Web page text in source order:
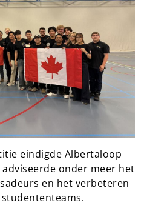
eindigde Albertaloop
onder meer het
en het verbeteren